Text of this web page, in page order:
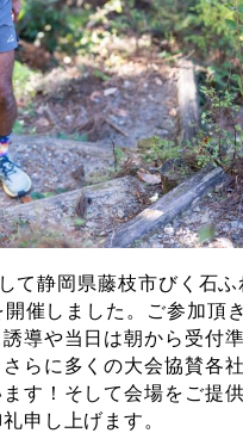
て静岡県藤枝市びく石
催しました。ご参加頂
導や当日は朝から受付
らに多くの大会協賛各
す！そして会場をご提
申し上げます。